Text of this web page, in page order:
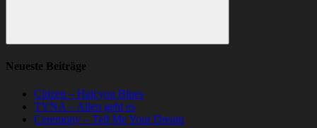
Suchen
Neueste Beiträge
Citizen – Halcyon Blues
TYNA – Allen geht es
Ceremony – Tell Me Your Dream